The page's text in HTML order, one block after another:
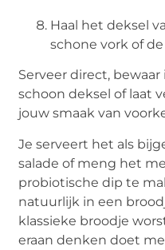
Haal het deksel
schone vork of
Serveer direct,
schoon deksel of laat
jouw smaak van
Je serveert het als
salade of meng het
probiotische dip te
natuurlijk in een
klassieke broodje
eraan denken doet